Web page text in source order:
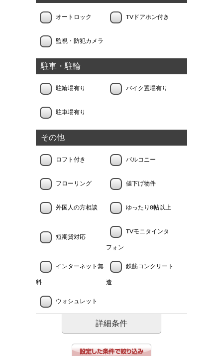
オートロック TVドアホン付き
監視・防犯カメラ
駐車・駐輪
駐輪場有り バイク置場有り
駐車場有り
その他
ロフト付き バルコニー
フローリング 値下げ物件
外国人の方相談 ゆったり8帖以上
短期貸対応
TVモニタインタ
フォン
インターネット無
料
鉄筋コンクリート
造
ウォシュレット